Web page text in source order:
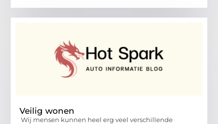
Veilig wonen
Wij mensen kunnen heel erg veel verschillende